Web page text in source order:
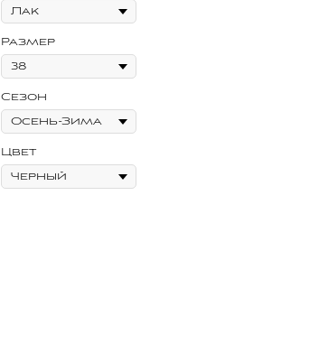
Размер
Сезон
Цвет